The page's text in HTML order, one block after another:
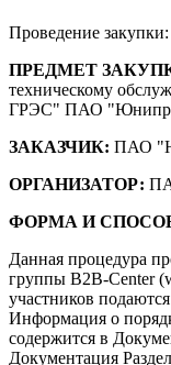
Проведение
ПРЕДМЕТ
техническому
ГРЭС" ПАО
ЗАКАЗЧИК: ПАО
ОРГАНИЗАТОР:
ФОРМА И
Данная процедура
группы B2B-Center
участников
Информация о
содержится в
Документация